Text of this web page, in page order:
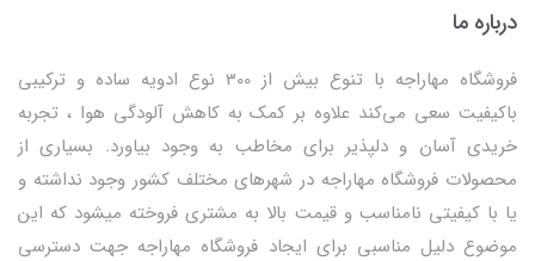
درباره ما
فروشگاه مهاراجه با تنوع بیش از 300 نوع ادویه ساده و ترکیبی
باکیفیت سعی می‌کند علاوه بر کمک به کاهش آلودگی هوا ، تجربه
خریدی آسان و دلپذیر برای مخاطب به وجود بیاورد. بسیاری از
محصولات فروشگاه مهاراجه در شهرهای مختلف کشور وجود نداشته و
یا با کیفیتی نامناسب و قیمت بالا به مشتری فروخته میشود که این
موضوع دلیل مناسبی برای ایجاد فروشگاه مهاراجه جهت دسترسی